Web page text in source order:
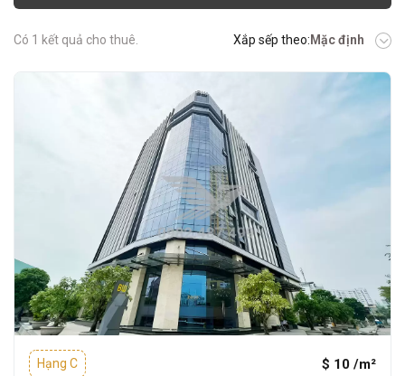
Có 1 kết quả cho thuê. Xắp sếp theo:Mặc định
Hạng C $ 10 /m²